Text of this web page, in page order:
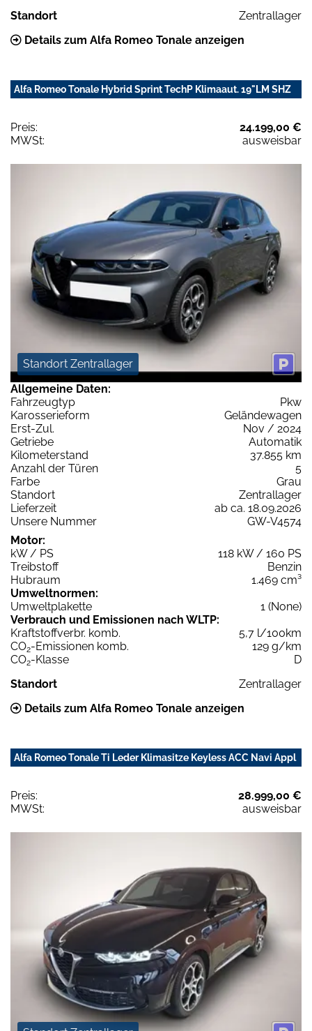
Standort
Zentrallager
Details zum Alfa Romeo Tonale anzeigen
Alfa Romeo Tonale Hybrid Sprint TechP Klimaaut. 19"LM SHZ
Preis:
24.199,00 €
MWSt:
ausweisbar
Standort Zentrallager
Allgemeine Daten:
Fahrzeugtyp
Pkw
Karosserieform
Geländewagen
Erst-Zul.
Nov / 2024
Getriebe
Automatik
Kilometerstand
37.855 km
Anzahl der Türen
5
Farbe
Grau
Standort
Zentrallager
Lieferzeit
ab ca. 18.09.2026
Unsere Nummer
GW-V4574
Motor:
kW / PS
118 kW / 160 PS
Treibstoff
Benzin
Hubraum
1.469 cm³
Umweltnormen:
Umweltplakette
1 (None)
Verbrauch und Emissionen nach WLTP:
Kraftstoffverbr. komb.
5,7 l/100km
CO2-Emissionen komb.
129 g/km
CO2-Klasse
D
Standort
Zentrallager
Details zum Alfa Romeo Tonale anzeigen
Alfa Romeo Tonale Ti Leder Klimasitze Keyless ACC Navi Appl
Preis:
28.999,00 €
MWSt:
ausweisbar